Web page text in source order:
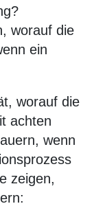
worauf die
ein
worauf die
achten
wenn
zeigen,